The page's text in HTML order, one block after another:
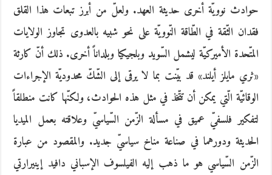
حوادث نوويّة أخرى حديثة العهد. ولعلّ من أبرز تبعات هذا القلق
فقدان الثّقة في الطّاقة النّوويّة على نحو شبيه بالعدوى تجاوز الولايات
المتّحدة الأميركيّة ليشمل السّويد وبلجيكيا وبلداناً أخرى. ذلك أنّ كارثة
«ثري مايلز أيلند» قد بيّنت بما لا يرقى إلى الشّكّ محدوديّة الإجراءات
الوقائيّة الّتي يمكن أن تتّخذ في مثل هذه الحوادث، ولكنّها كانت منطلقاً
لتفكير فلسفيّ عميق في مسألة الزّمن السّياسيّ وعلاقته بعمل الميديا
الحديثة ودورهما في صناعة مناخ سياسيّ جديد. والمقصود من عبارة
الزّمن السّياسي هو ما ذهب إليه الفيلسوف الإسباني دافيد إينيرارتي